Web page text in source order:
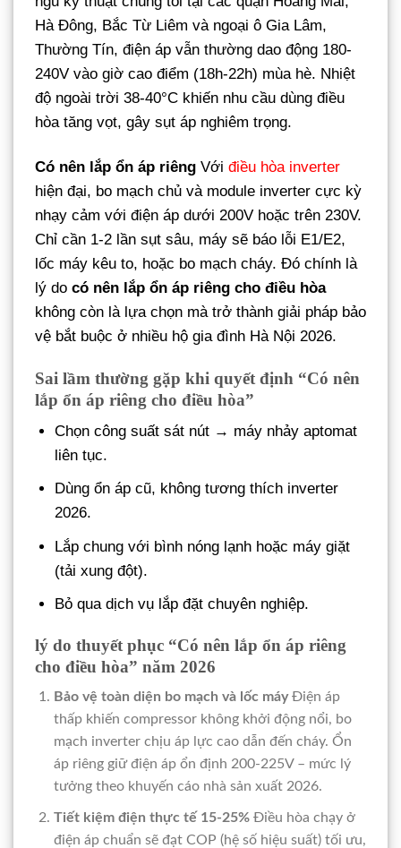
Hà Đông, Bắc Từ Liêm và ngoại ô Gia Lâm,
Thường Tín, điện áp vẫn thường dao động 180-
240V vào giờ cao điểm (18h-22h) mùa hè. Nhiệt
độ ngoài trời 38-40°C khiến nhu cầu dùng điều
hòa tăng vọt, gây sụt áp nghiêm trọng.
Có nên lắp ổn áp riêng Với điều hòa inverter
hiện đại, bo mạch chủ và module inverter cực kỳ
nhạy cảm với điện áp dưới 200V hoặc trên 230V.
Chỉ cần 1-2 lần sụt sâu, máy sẽ báo lỗi E1/E2,
lốc máy kêu to, hoặc bo mạch cháy. Đó chính là
lý do có nên lắp ổn áp riêng cho điều hòa
không còn là lựa chọn mà trở thành giải pháp bảo
vệ bắt buộc ở nhiều hộ gia đình Hà Nội 2026.
Sai lầm thường gặp khi quyết định “Có nên
lắp ổn áp riêng cho điều hòa”
Chọn công suất sát nút → máy nhảy aptomat
liên tục.
Dùng ổn áp cũ, không tương thích inverter
2026.
Lắp chung với bình nóng lạnh hoặc máy giặt
(tải xung đột).
Bỏ qua dịch vụ lắp đặt chuyên nghiệp.
lý do thuyết phục “Có nên lắp ổn áp riêng
cho điều hòa” năm 2026
Bảo vệ toàn diện bo mạch và lốc máyĐiện áp
thấp khiến compressor không khởi động nổi, bo
mạch inverter chịu áp lực cao dẫn đến cháy. Ổn
áp riêng giữ điện áp ổn định 200-225V – mức lý
tưởng theo khuyến cáo nhà sản xuất 2026.
Tiết kiệm điện thực tế 15-25%Điều hòa chạy ở
điện áp chuẩn sẽ đạt COP (hệ số hiệu suất) tối ưu,